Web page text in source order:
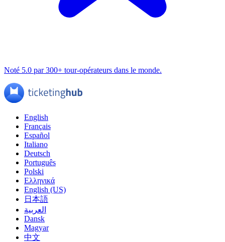
Noté 5.0 par 300+ tour-opérateurs dans le monde.
English
Français
Español
Italiano
Deutsch
Português
Polski
Ελληνικά
English (US)
日本語
العربية
Dansk
Magyar
中文